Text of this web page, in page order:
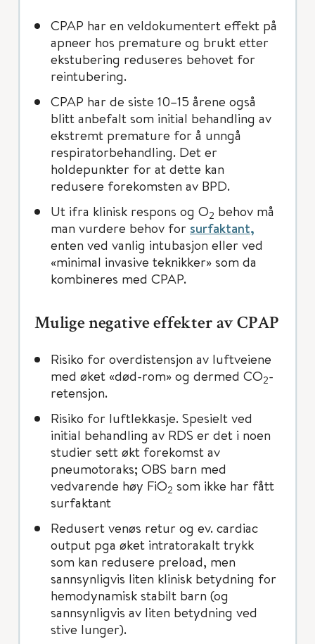
CPAP har en veldokumentert effekt på
apneer hos premature og brukt etter
ekstubering reduseres behovet for
reintubering.
CPAP har de siste 10–15 årene også
blitt anbefalt som initial behandling av
ekstremt premature for å unngå
respiratorbehandling. Det er
holdepunkter for at dette kan
redusere forekomsten av BPD.
Ut ifra klinisk respons og O2 behov må
man vurdere behov for surfaktant,
enten ved vanlig intubasjon eller ved
«minimal invasive teknikker» som da
kombineres med CPAP.
Mulige negative effekter av CPAP
Risiko for overdistensjon av luftveiene
med øket «død-rom» og dermed CO2-
retensjon.
Risiko for luftlekkasje. Spesielt ved
initial behandling av RDS er det i noen
studier sett økt forekomst av
pneumotoraks; OBS barn med
vedvarende høy FiO2 som ikke har fått
surfaktant
Redusert venøs retur og ev. cardiac
output pga øket intratorakalt trykk
som kan redusere preload, men
sannsynligvis liten klinisk betydning for
hemodynamisk stabilt barn (og
sannsynligvis av liten betydning ved
stive lunger).